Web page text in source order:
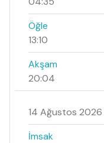
Öğle
13:10
Akşam
20:04
14 Ağustos 2026
İmsak